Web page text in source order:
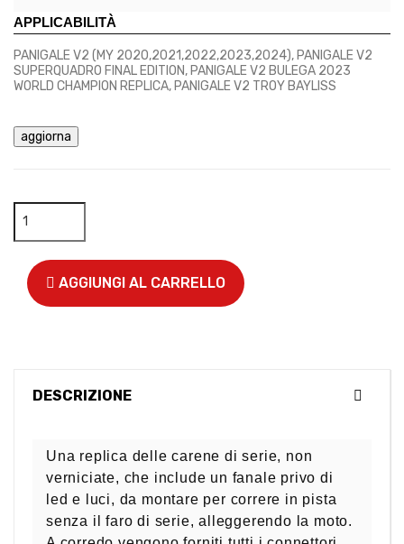
APPLICABILITÀ
PANIGALE V2 (MY 2020,2021,2022,2023,2024), PANIGALE V2
SUPERQUADRO FINAL EDITION, PANIGALE V2 BULEGA 2023
WORLD CHAMPION REPLICA, PANIGALE V2 TROY BAYLISS
AGGIUNGI AL CARRELLO
DESCRIZIONE
Una replica delle carene di serie, non
verniciate, che include un fanale privo di
led e luci, da montare per correre in pista
senza il faro di serie, alleggerendo la moto.